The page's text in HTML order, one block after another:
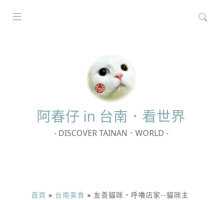
阿春仔 in 台南．看世界
- DISCOVER TAINAN．WORLD -
首頁 » 台南美食 » 友善貓咪，呼嚕店家--貓咪主